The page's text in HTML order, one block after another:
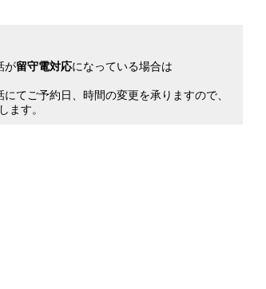
が留守電対応になっている場合は
てご予約日、時間の変更を承りますので、
ます。